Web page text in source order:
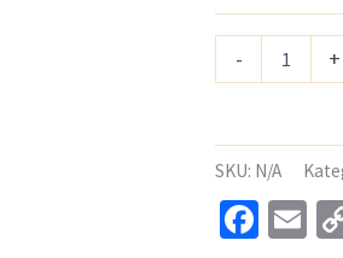
-
Softball
TEE
Perfromance
Black
+
SKU: N/A